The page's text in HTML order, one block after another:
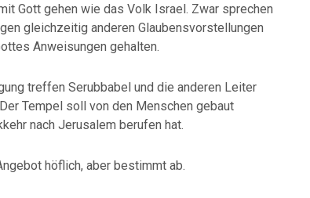
Gott gehen wie das Volk Israel. Zwar sprechen
gleichzeitig anderen Glaubensvorstellungen
Anweisungen gehalten.
treffen Serubbabel und die anderen Leiter
Tempel soll von den Menschen gebaut
nach Jerusalem berufen hat.
höflich, aber bestimmt ab.